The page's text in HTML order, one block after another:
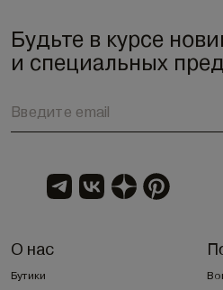
Будьте в курсе
и специальных
О нас
Бутики